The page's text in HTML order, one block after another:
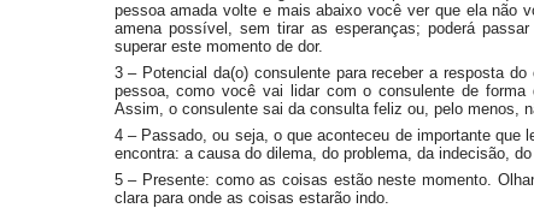
pessoa amada volte e mais abaixo você ver que ela não
amena possível, sem tirar as esperanças; poderá
superar este momento de dor.
3 – Potencial da(o) consulente para receber a resposta
pessoa, como você vai lidar com o consulente de
Assim, o consulente sai da consulta feliz ou, pelo menos,
4 – Passado, ou seja, o que aconteceu de importante que
encontra: a causa do dilema, do problema, da indecisão,
5 – Presente: como as coisas estão neste momento.
clara para onde as coisas estarão indo.